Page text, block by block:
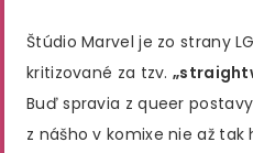
Štúdio Marvel je zo strany
kritizované za tzv.
Buď spravia z queer
z nášho v komixe nie až